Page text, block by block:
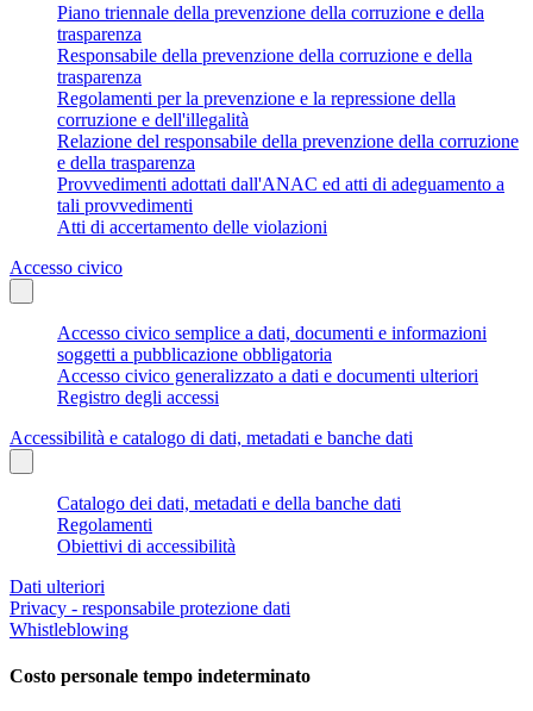
Piano triennale della prevenzione della corruzione e della
trasparenza
Responsabile della prevenzione della corruzione e della
trasparenza
Regolamenti per la prevenzione e la repressione della
corruzione e dell'illegalità
Relazione del responsabile della prevenzione della corruzione
e della trasparenza
Provvedimenti adottati dall'ANAC ed atti di adeguamento a
tali provvedimenti
Atti di accertamento delle violazioni
Accesso civico
Accesso civico semplice a dati, documenti e informazioni
soggetti a pubblicazione obbligatoria
Accesso civico generalizzato a dati e documenti ulteriori
Registro degli accessi
Accessibilità e catalogo di dati, metadati e banche dati
Catalogo dei dati, metadati e della banche dati
Regolamenti
Obiettivi di accessibilità
Dati ulteriori
Privacy - responsabile protezione dati
Whistleblowing
Costo personale tempo indeterminato